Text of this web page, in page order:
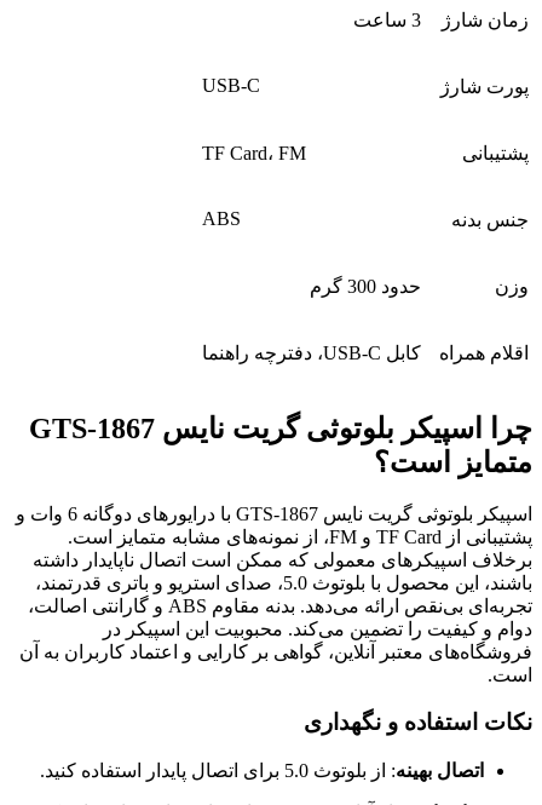
زمان شارژ 3 ساعت
پورت شارژ USB-C
پشتیبانی TF Card، FM
جنس بدنه ABS
وزن حدود 300 گرم
اقلام همراه کابل USB-C، دفترچه راهنما
چرا اسپیکر بلوتوثی گریت نایس GTS-1867
متمایز است؟
اسپیکر بلوتوثی گریت نایس GTS-1867 با درایورهای دوگانه 6 وات و
پشتیبانی از TF Card و FM، از نمونه‌های مشابه متمایز است.
برخلاف اسپیکرهای معمولی که ممکن است اتصال ناپایدار داشته
باشند، این محصول با بلوتوث 5.0، صدای استریو و باتری قدرتمند،
تجربه‌ای بی‌نقص ارائه می‌دهد. بدنه مقاوم ABS و گارانتی اصالت،
دوام و کیفیت را تضمین می‌کند. محبوبیت این اسپیکر در
فروشگاه‌های معتبر آنلاین، گواهی بر کارایی و اعتماد کاربران به آن
است.
نکات استفاده و نگهداری
اتصال بهینه: از بلوتوث 5.0 برای اتصال پایدار استفاده کنید.